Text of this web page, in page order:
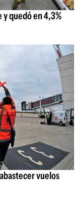
quedó en 4,3%
vuelos